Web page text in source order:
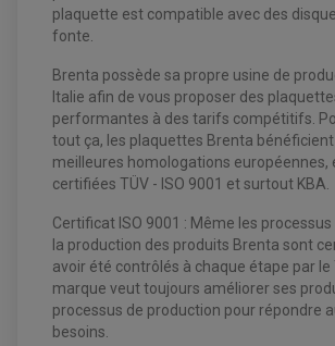
EQUIPEMENT ELECTRIQUE
ACCESSOIRES ELECTRIQUE QUAD / SSV
BOITIER CDI QUAD ET SSV
CHARGEUR DE BATTERIE QUAD / SSV
COMPTEUR QUAD / SSV
CONTACTEUR A CLÉ QUAD
ECLAIRAGE LED / HALOGÈNE
STATOR ET REDRESSEUR / REGULATEUR
VENTILATEUR DE RADIATEUR
EQUIPEMENT FREINAGE QUAD /
DISQUE DE FREIN QUAD / SSV
PNEUMATIQUE
plaquette est compatible avec des
fonte.
Brenta possède sa propre usine de
Italie afin de vous proposer des
performantes à des tarifs compétitifs.
tout ça, les plaquettes Brenta bénéficient
meilleures homologations européennes,
certifiées TÜV - ISO 9001 et surtout KBA.
Certificat ISO 9001 : Même les
la production des produits Brenta sont
avoir été contrôlés à chaque étape par le
marque veut toujours améliorer ses
processus de production pour répondre
besoins.